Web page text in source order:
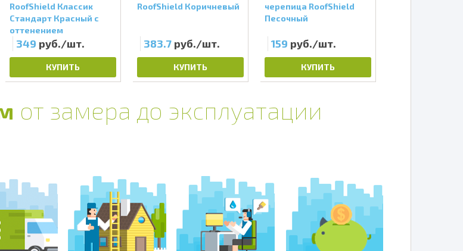
RoofShield Классик
Стандарт Красный с
оттенением
349 руб./шт.
КУПИТЬ
RoofShield Коричневый
383.7 руб./шт.
КУПИТЬ
черепица RoofShield
Песочный
159 руб./шт.
КУПИТЬ
от замера до эксплуатации